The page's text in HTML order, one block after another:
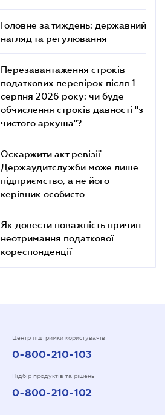
Головне за тиждень: державний
нагляд та регулювання
Перезавантаження строків
податкових перевірок після 1
серпня 2026 року: чи буде
обчислення строків давності "з
чистого аркуша"?
Оскаржити акт ревізії
Держаудитслужби може лише
підприємство, а не його
керівник особисто
Як довести поважність причин
неотримання податкової
кореспонденції
Центр підтримки користувачів
0-800-210-103
Підбір продуктів та рішень
0-800-210-102